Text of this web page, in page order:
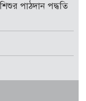
পাঠদান পদ্ধতি